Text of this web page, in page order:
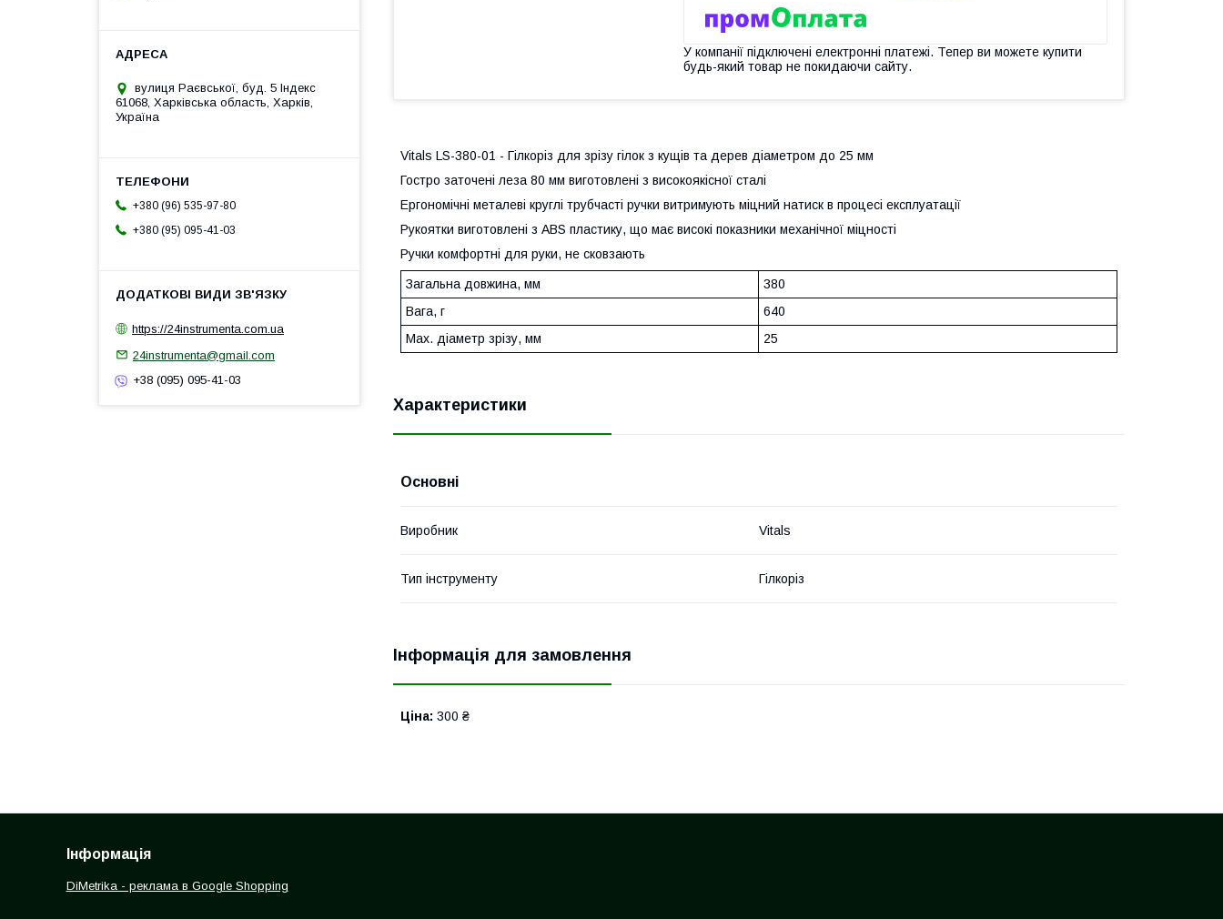
У компанії підключені електронні платежі. Тепер ви можете купити
будь-який товар не покидаючи сайту.
Vitals LS-380-01 - Гілкоріз для зрізу гілок з кущів та дерев діаметром до 25 мм
Гостро заточені леза 80 мм виготовлені з високоякісної сталі
Ергономічні металеві круглі трубчасті ручки витримують міцний натиск в процесі експлуатації
Рукоятки виготовлені з ABS пластику, що має високі показники механічної міцності
Ручки комфортні для руки, не сковзають
Загальна довжина, мм
380
Вага, г
640
Мах. діаметр зрізу, мм
25
Характеристики
Основні
Виробник Vitals
Тип інструменту Гілкоріз
Інформація для замовлення
Ціна: 300 ₴
вулиця Раєвської, буд. 5 Індекс
61068, Харківська область, Харків,
Україна
+380 (96) 535-97-80
+380 (95) 095-41-03
https://24instrumenta.com.ua
24instrumenta@gmail.com
+38 (095) 095-41-03
Інформація
DiMetrika - реклама в Google Shopping